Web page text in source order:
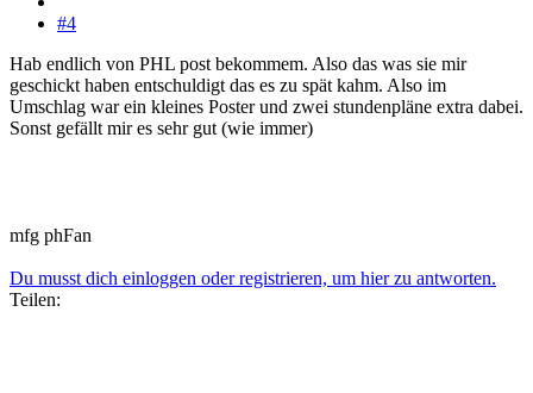
#4
Hab endlich von PHL post bekommem. Also das was sie mir
geschickt haben entschuldigt das es zu spät kahm. Also im
Umschlag war ein kleines Poster und zwei stundenpläne extra dabei.
Sonst gefällt mir es sehr gut (wie immer)
mfg phFan
Du musst dich einloggen oder registrieren, um hier zu antworten.
Teilen: